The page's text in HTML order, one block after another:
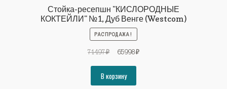
Стойка-ресепшн "КИСЛОРОДНЫЕ
КОКТЕЙЛИ" №1, Дуб Венге (Westcom)
РАСПРОДАЖА!
71497₽
Первоначальная
составляла
71497₽.
65998₽Текущая
В корзину